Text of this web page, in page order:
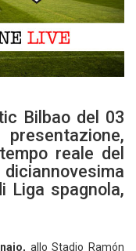
Bilbao del 03
reale del
Liga spagnola,
allo Stadio Ramón